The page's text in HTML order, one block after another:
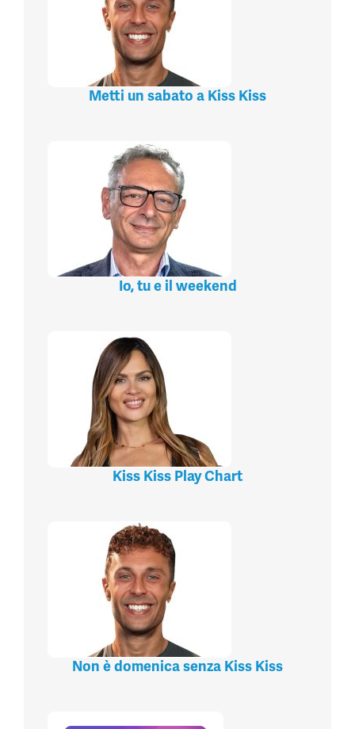
Metti un sabato a Kiss Kiss
Io, tu e il weekend
Kiss Kiss Play Chart
Non è domenica senza Kiss Kiss